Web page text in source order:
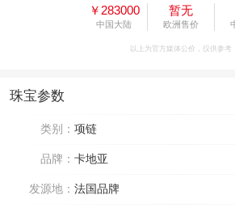
￥283000
中国大陆
暂无
欧洲售价
以上为官方媒体公价，仅供参考
珠宝参数
类别： 项链
品牌： 卡地亚
发源地： 法国品牌